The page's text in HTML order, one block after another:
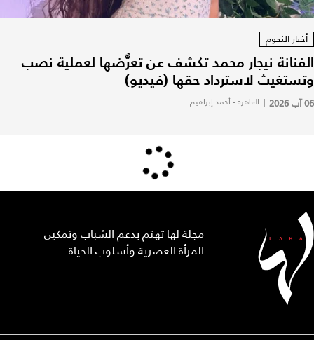
أخبار النجوم
الفنانة نيجار محمد تكشف عن تعرُّضها لعملية نصب
وتستغيث لاسترداد حقها (فيديو)
06 آب 2026 | القاهرة - أحمد إبراهيم
مجلة لها تهتم بدعم الشباب وتمكين
المرأة العصرية وأسلوب الحياة.